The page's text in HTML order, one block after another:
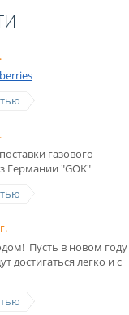
газового
Германии "GOK"
Пусть в новом году
достигаться легко и с